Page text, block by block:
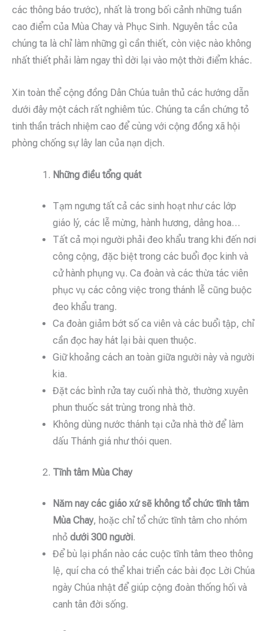
các thông báo trước), nhất là trong bối cảnh những tuần
cao điểm của Mùa Chay và Phục Sinh. Nguyên tắc của
chúng ta là chỉ làm những gì cần thiết, còn việc nào không
nhất thiết phải làm ngay thì dời lại vào một thời điểm khác.
Xin toàn thể cộng đồng Dân Chúa tuân thủ các hướng dẫn
dưới đây một cách rất nghiêm túc. Chúng ta cần chứng tỏ
tinh thần trách nhiệm cao để cùng với cộng đồng xã hội
phòng chống sự lây lan của nạn dịch.
Những điều tổng quát
Tạm ngưng tất cả các sinh hoạt như các lớp
giáo lý, các lễ mừng, hành hương, dâng hoa…
Tất cả mọi người phải đeo khẩu trang khi đến nơi
công cộng, đặc biệt trong các buổi đọc kinh và
cử hành phụng vụ. Ca đoàn và các thừa tác viên
phục vụ các công việc trong thánh lễ cũng buộc
đeo khẩu trang.
Ca đoàn giảm bớt số ca viên và các buổi tập, chỉ
cần đọc hay hát lại bài quen thuộc.
Giữ khoảng cách an toàn giữa người này và người
kia.
Đặt các bình rửa tay cuối nhà thờ, thường xuyên
phun thuốc sát trùng trong nhà thờ.
Không dùng nước thánh tại cửa nhà thờ để làm
dấu Thánh giá như thói quen.
Tĩnh tâm Mùa Chay
Năm nay các giáo xứ sẽ không tổ chức tĩnh tâm
Mùa Chay, hoặc chỉ tổ chức tĩnh tâm cho nhóm
nhỏ dưới 300 người.
Để bù lại phần nào các cuộc tĩnh tâm theo thông
lệ, quí cha có thể khai triển các bài đọc Lời Chúa
ngày Chúa nhật để giúp cộng đoàn thống hối và
canh tân đời sống.